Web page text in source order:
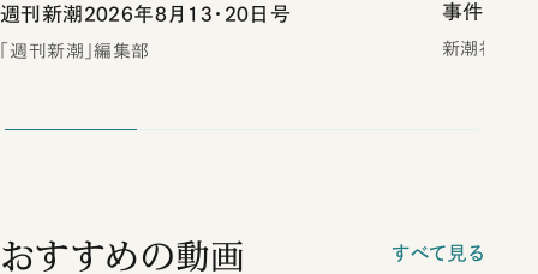
週刊新潮2026年8月13・20日号
「週刊新潮」編集部
事件戦後
新潮社
おすすめの動画 すべて見る